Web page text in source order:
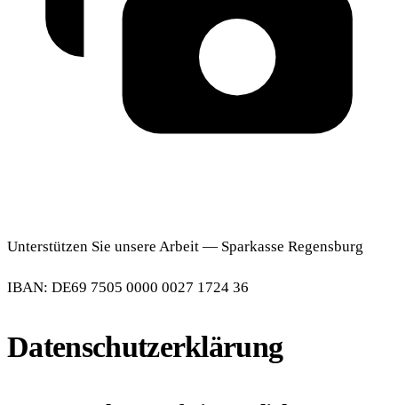
Unterstützen Sie unsere Arbeit — Sparkasse Regensburg
IBAN: DE69 7505 0000 0027 1724 36
Datenschutzerklärung